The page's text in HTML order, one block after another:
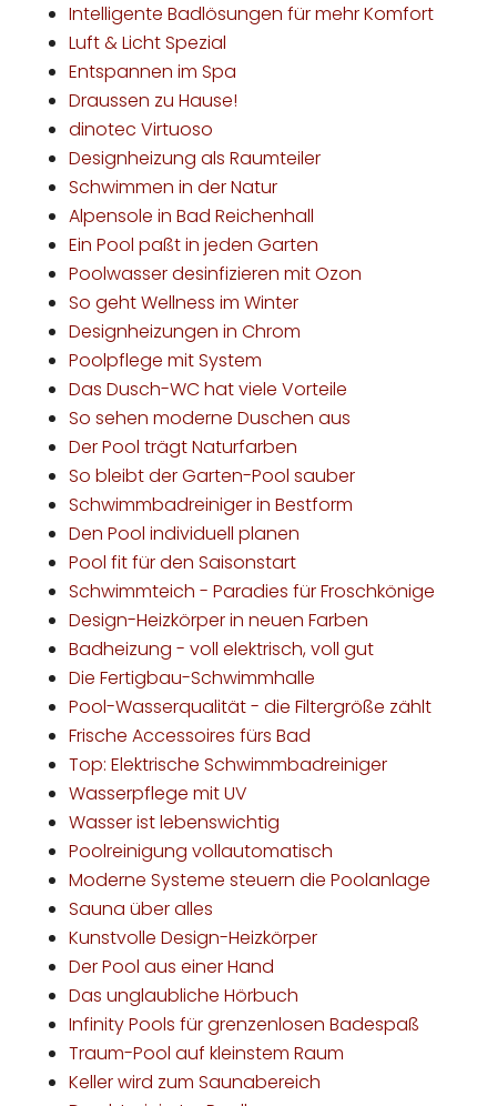
Intelligente Badlösungen für mehr Komfort
Luft & Licht Spezial
Entspannen im Spa
Draussen zu Hause!
dinotec Virtuoso
Designheizung als Raumteiler
Schwimmen in der Natur
Alpensole in Bad Reichenhall
Ein Pool paßt in jeden Garten
Poolwasser desinfizieren mit Ozon
So geht Wellness im Winter
Designheizungen in Chrom
Poolpflege mit System
Das Dusch-WC hat viele Vorteile
So sehen moderne Duschen aus
Der Pool trägt Naturfarben
So bleibt der Garten-Pool sauber
Schwimmbadreiniger in Bestform
Den Pool individuell planen
Pool fit für den Saisonstart
Schwimmteich - Paradies für Froschkönige
Design-Heizkörper in neuen Farben
Badheizung - voll elektrisch, voll gut
Die Fertigbau-Schwimmhalle
Pool-Wasserqualität - die Filtergröße zählt
Frische Accessoires fürs Bad
Top: Elektrische Schwimmbadreiniger
Wasserpflege mit UV
Wasser ist lebenswichtig
Poolreinigung vollautomatisch
Moderne Systeme steuern die Poolanlage
Sauna über alles
Kunstvolle Design-Heizkörper
Der Pool aus einer Hand
Das unglaubliche Hörbuch
Infinity Pools für grenzenlosen Badespaß
Traum-Pool auf kleinstem Raum
Keller wird zum Saunabereich